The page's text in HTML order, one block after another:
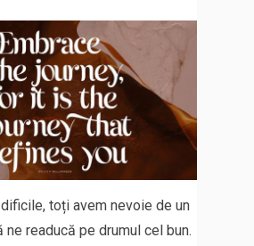
toți avem nevoie de un
ne readucă pe drumul cel bun.